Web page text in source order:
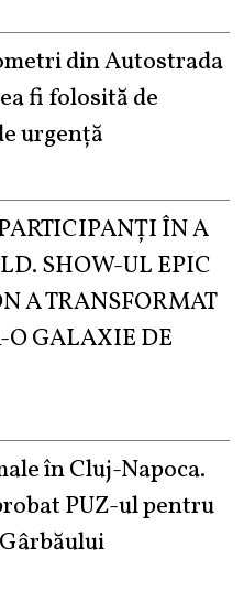
din Autostrada
fi folosită de
urgență
ÎN A
SHOW-UL EPIC
A TRANSFORMAT
O GALAXIE DE
în Cluj-Napoca.
PUZ-ul pentru